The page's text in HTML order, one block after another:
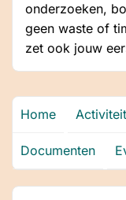
onderzoeken,
geen waste of
zet ook jouw
Home Activiteit
Documenten